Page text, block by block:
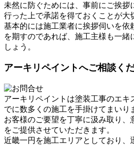
未然に防ぐためには、事前にご挨拶
行った上で承諾を得ておくことが大
基本的には施工業者に挨拶伺いを依
を期すのであれば、施工主様も一緒
しょう。
アーキリペイントへご相談く
アーキリペイントは塗装工事のエキ
でに数多くの施工を手掛けてまいり
お客様のご要望を丁寧に汲み取り、
をご提供させていただきます。
近畿一円を施工エリアとしており、